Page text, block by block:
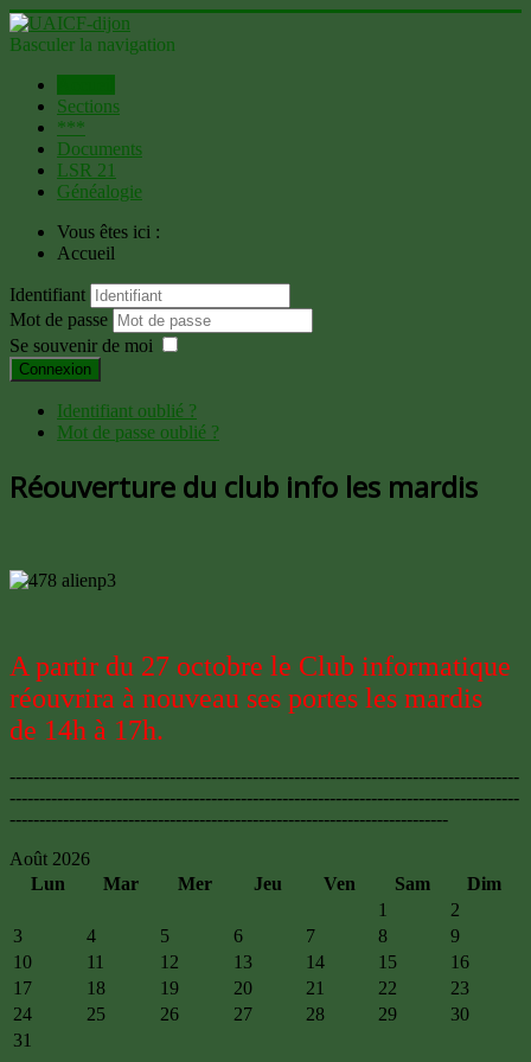
Basculer la navigation
Sections
***
Documents
LSR 21
Généalogie
Vous êtes ici :
Accueil
Identifiant
Mot de passe
Se souvenir de moi
Connexion
Identifiant oublié ?
Mot de passe oublié ?
Réouverture du club info les mardis
A partir du 27 octobre le Club informatique
réouvrira à nouveau ses portes les mardis
de 14h à 17h.
--------------------------------------------------------------------------------------
--------------------------------------------------------------------------------------
--------------------------------------------------------------------------
Août 2026
Lun
Mar Mer Jeu Ven Sam
Dim
1
2
3
4 5 6 7 8
9
10
11 12 13 14 15
16
17
18 19 20 21 22
23
24
25 26 27 28 29
30
31